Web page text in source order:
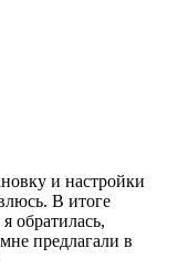
и настройки
В итоге
обратилась,
предлагали в